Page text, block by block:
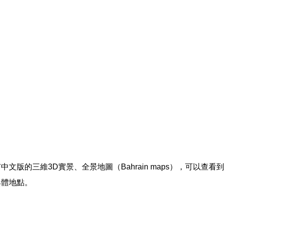
文版的三維3D實景、全景地圖（Bahrain maps），可以查看到
地點。